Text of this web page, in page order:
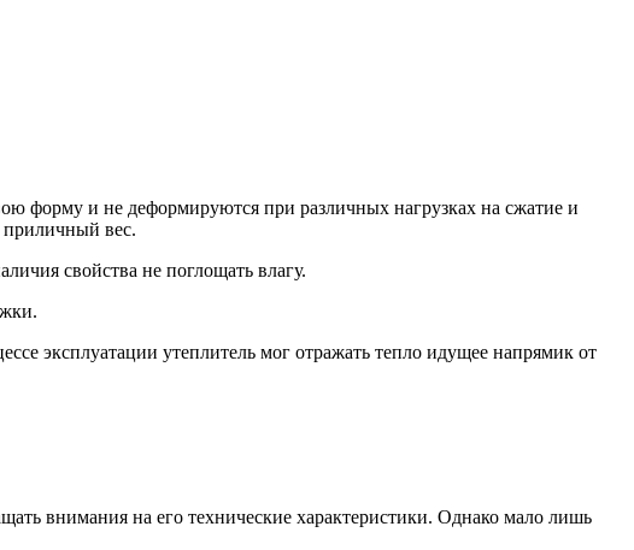
форму и не деформируются при различных нагрузках на сжатие и
приличный вес.
свойства не поглощать влагу.
эксплуатации утеплитель мог отражать тепло идущее напрямик от
внимания на его технические характеристики. Однако мало лишь